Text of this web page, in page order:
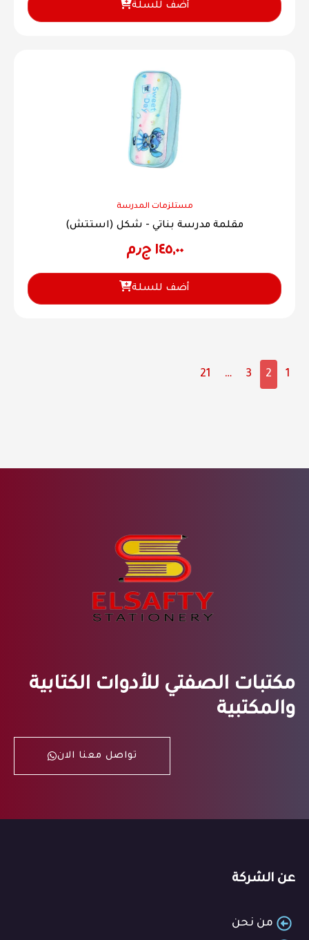
أضف للسلة
مستلزمات المدرسة
مقلمة مدرسة بناتي - شكل (استتش)
١٤٥,٠٠ ج٫م
أضف للسلة
1
2
3
…
21
مكتبات الصفتي للأدوات الكتابية
والمكتبية
تواصل معنا الان
عن الشركة
من نحن